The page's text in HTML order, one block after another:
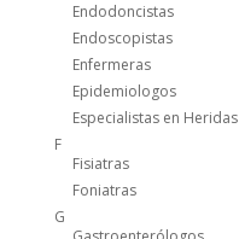
Endodoncistas
Endoscopistas
Enfermeras
Epidemiologos
Especialistas en Heridas
F
Fisiatras
Foniatras
G